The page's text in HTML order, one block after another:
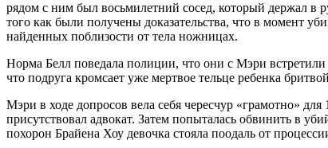
рядом с ним был восьмилетний сосед, который держал в
того как были получены доказательства, что в момент
найденных поблизости от тела ножницах.
Норма Белл поведала полиции, что они с Мэри
что подруга кромсает уже мертвое тельце ребенка
Мэри в ходе допросов вела себя чересчур «грамотно»
присутствовал адвокат. Затем попыталась обвинить в
похорон Брайена Хоу девочка стояла поодаль от